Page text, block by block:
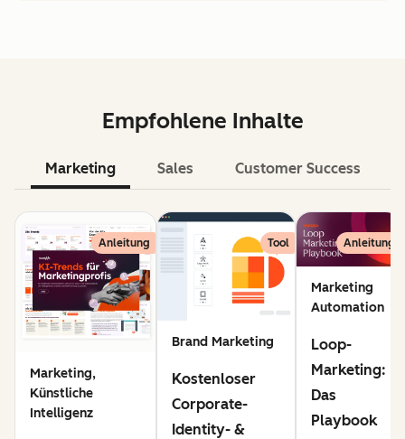
Empfohlene Inhalte
Marketing Sales Customer Success
Anleitung
Marketing,
Künstliche
Intelligenz
Tool
Brand Marketing
Kostenloser
Corporate-
Identity- &
Anleitung
Marketing
Automation
Loop-
Marketing:
Das
Playbook